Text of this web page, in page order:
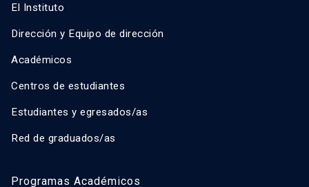
El Instituto
Dirección y Equipo de dirección
Académicos
Centros de estudiantes
Estudiantes y egresados/as
Red de graduados/as
Programas Académicos